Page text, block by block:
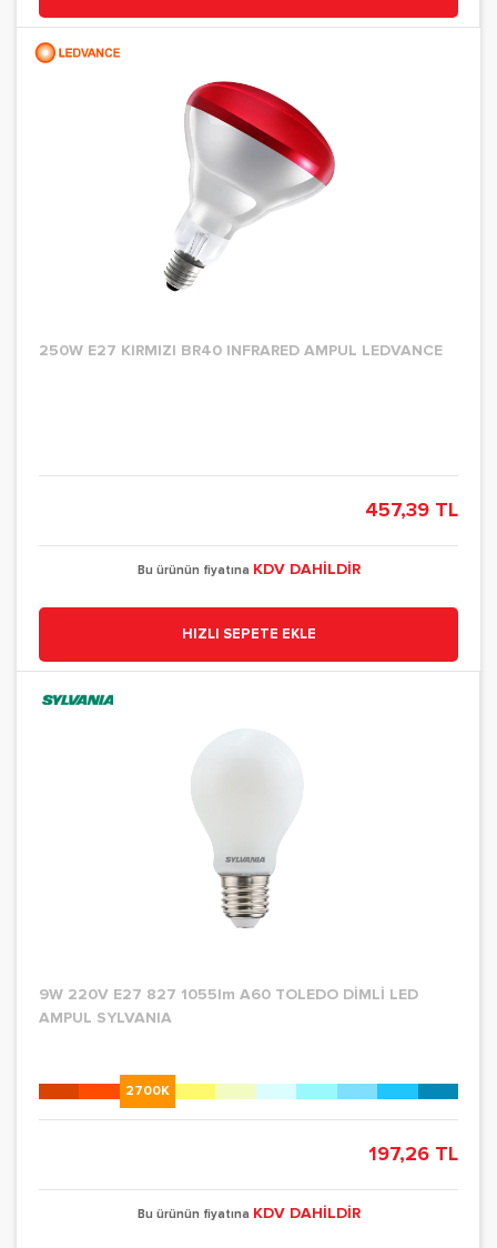
250W E27 KIRMIZI BR40 INFRARED AMPUL LEDVANCE
457,39 TL
Bu ürünün fiyatına KDV DAHİLDİR
HIZLI SEPETE EKLE
9W 220V E27 827 1055lm A60 TOLEDO DİMLİ LED
AMPUL SYLVANIA
2700K
197,26 TL
Bu ürünün fiyatına KDV DAHİLDİR